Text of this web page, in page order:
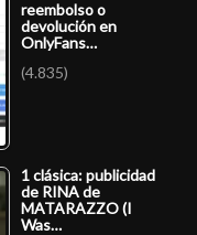
reembolso o
devolución en
OnlyFans…
(4.835)
1 clásica: publicidad
de RINA de
MATARAZZO (I
Was…